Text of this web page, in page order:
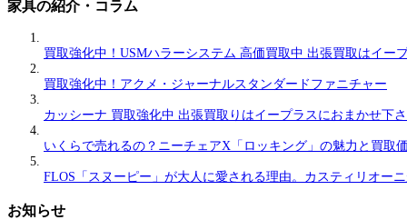
家具の紹介・コラム
買取強化中！USMハラーシステム 高価買取中 出張買取はイー
買取強化中！アクメ・ジャーナルスタンダードファニチャー
カッシーナ 買取強化中 出張買取りはイープラスにおまかせ下
いくらで売れるの？ニーチェアX「ロッキング」の魅力と買取
FLOS「スヌーピー」が大人に愛される理由。カスティリオー
お知らせ